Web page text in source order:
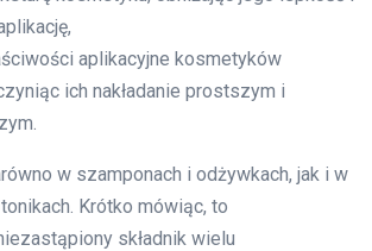
aplikacyjne kosmetyków
ich nakładanie prostszym i
w szamponach i odżywkach, jak i w
Krótko mówiąc, to
składnik wielu